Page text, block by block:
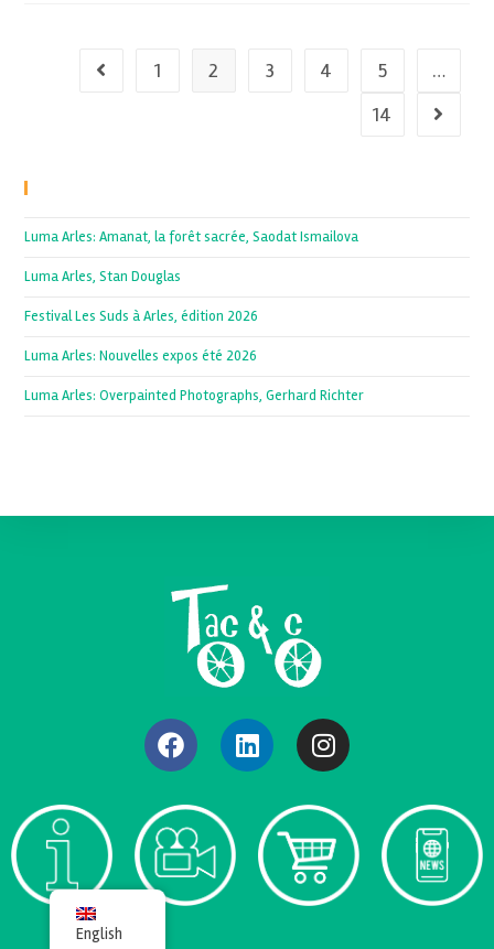
1 2 3 4 5
…
14
Luma Arles: Amanat, la forêt sacrée, Saodat Ismailova
Luma Arles, Stan Douglas
Festival Les Suds à Arles, édition 2026
Luma Arles: Nouvelles expos été 2026
Luma Arles: Overpainted Photographs, Gerhard Richter
English